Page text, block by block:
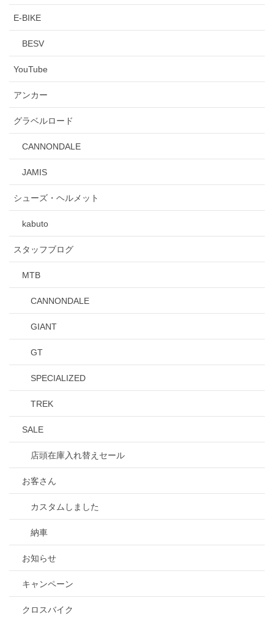
E-BIKE
BESV
YouTube
アンカー
グラベルロード
CANNONDALE
JAMIS
シューズ・ヘルメット
kabuto
スタッフブログ
MTB
CANNONDALE
GIANT
GT
SPECIALIZED
TREK
SALE
店頭在庫入れ替えセール
お客さん
カスタムしました
納車
お知らせ
キャンペーン
クロスバイク